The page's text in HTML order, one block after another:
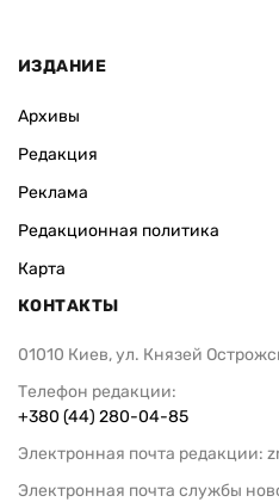
ИЗДАНИЕ
Архивы
Редакция
Реклама
Редакционная политика
Карта
КОНТАКТЫ
01010 Киев, ул. Князей
Телефон редакции:
+380 (44) 280-04-85
Электронная почта редакции:
Электронная почта службы